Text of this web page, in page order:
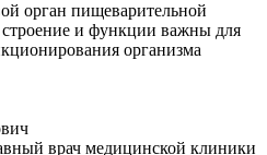
орган пищеварительной
и функции важны для
организма
врач медицинской клиники